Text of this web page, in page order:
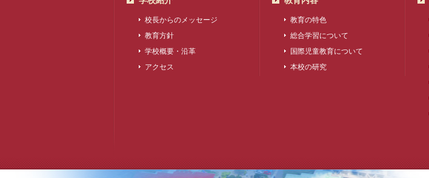
校長からのメッセージ
教育方針
学校概要・沿革
アクセス
教育の特色
総合学習について
国際児童教育について
本校の研究